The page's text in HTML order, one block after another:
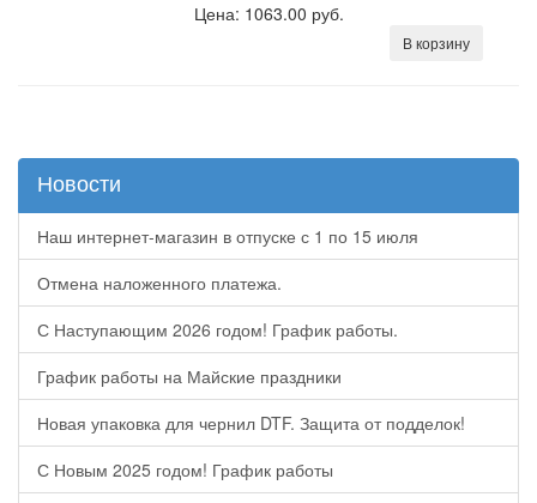
Цена: 1063.00 руб.
В корзину
Новости
Наш интернет-магазин в отпуске с 1 по 15 июля
Отмена наложенного платежа.
С Наступающим 2026 годом! График работы.
График работы на Майские праздники
Новая упаковка для чернил DTF. Защита от подделок!
С Новым 2025 годом! График работы